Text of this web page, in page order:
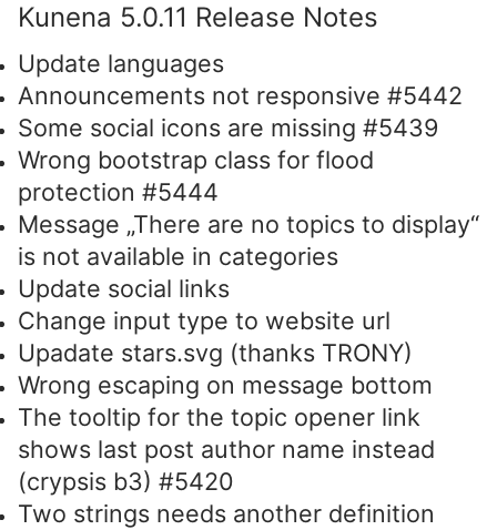
Kunena 5.0.11 Release Notes
Update languages
Announcements not responsive #5442
Some social icons are missing #5439
Wrong bootstrap class for flood
protection #5444
Message „There are no topics to display“
is not available in categories
Update social links
Change input type to website url
Upadate stars.svg (thanks TRONY)
Wrong escaping on message bottom
The tooltip for the topic opener link
shows last post author name instead
(crypsis b3) #5420
Two strings needs another definition